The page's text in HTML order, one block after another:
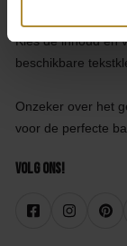
Kies de inhoud en
beschikbare
Onzeker over het
voor de perfecte
Volg ons!